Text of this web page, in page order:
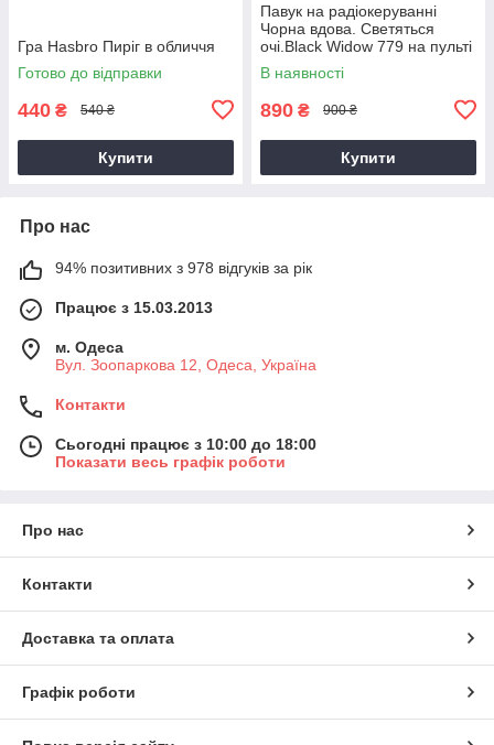
Гра Hasbro Пиріг в обличчя
Готово до відправки
440 ₴ 540 ₴
Купити
Павук на радіокеруванні
Чорна вдова. Светяться
очі.Black Widow 779 на пульті
управління.
В наявності
890 ₴ 900 ₴
Купити
Про нас
94% позитивних з 978 відгуків за рік
Працює з 15.03.2013
м. Одеса
Вул. Зоопаркова 12, Одеса, Україна
Контакти
Сьогодні працює з 10:00 до 18:00
Показати весь графік роботи
Про нас
Контакти
Доставка та оплата
Графік роботи